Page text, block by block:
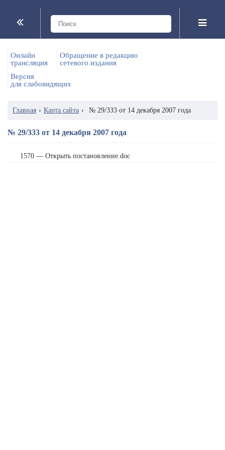
Онлайн
трансляция
Обращение в редакцию
сетевого издания
Версия
для слабовидящих
Главная › Карта сайта › № 29/333 от 14 декабря 2007 года
№ 29/333 от 14 декабря 2007 года
1570 — Открыть постановление.doc